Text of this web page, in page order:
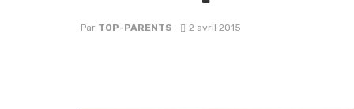
Par TOP-PARENTS 2 avril 2015